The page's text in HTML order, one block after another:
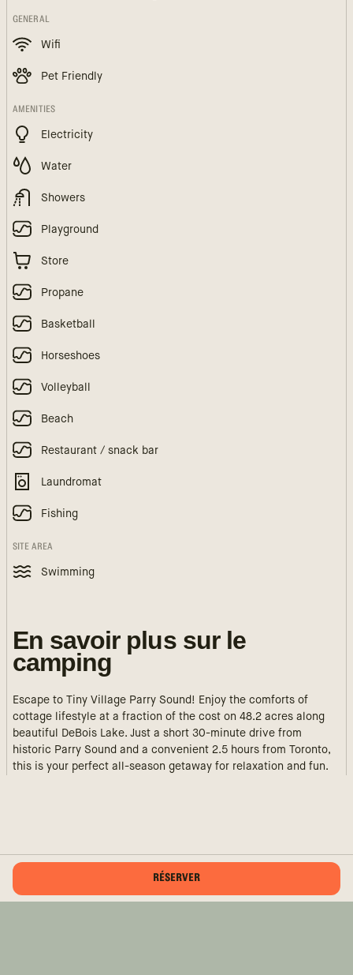
GENERAL
Wifi
Pet Friendly
AMENITIES
Electricity
Water
Showers
Playground
Store
Propane
Basketball
Horseshoes
Volleyball
Beach
Restaurant / snack bar
Laundromat
Fishing
SITE AREA
Swimming
En savoir plus sur le
camping
Escape to Tiny Village Parry Sound! Enjoy the comforts of
cottage lifestyle at a fraction of the cost on 48.2 acres along
beautiful DeBois Lake. Just a short 30-minute drive from
historic Parry Sound and a convenient 2.5 hours from Toronto,
this is your perfect all-season getaway for relaxation and fun.
RÉSERVER